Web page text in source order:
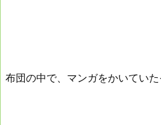
布団の中で、マンガをかいていた